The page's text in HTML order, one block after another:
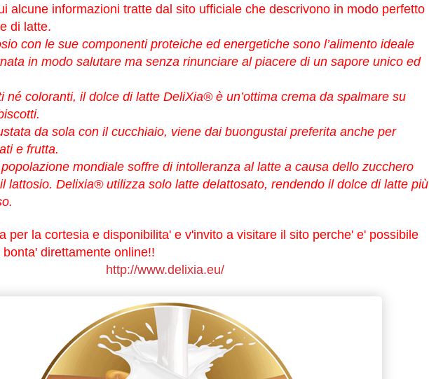
alcune informazioni tratte dal sito ufficiale che descrivono in modo perfetto
di latte.
con le sue componenti proteiche ed energetiche sono l’alimento ideale
in modo salutare ma senza rinunciare al piacere di un sapore unico ed
né coloranti, il dolce di latte DeliXia®è un’ottima crema da spalmare su
da sola con il cucchiaio, viene dai buongustai preferita anche per
e frutta.
mondiale soffre di intolleranza al latte a causa dello zucchero
lattosio. Delixia® utilizza solo latte delattosato, rendendo il dolce di lattepiù
per la cortesia e disponibilita' e v'invito a visitare il sito perche' e' possibile
direttamente online!!
http://www.delixia.eu/